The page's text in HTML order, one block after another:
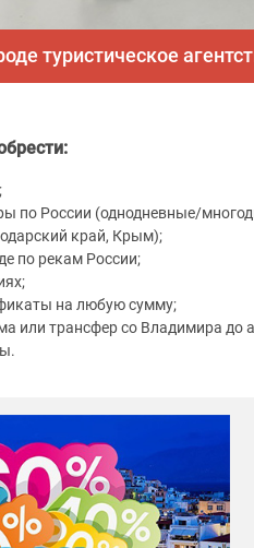
туристическое
по России (однодневные/
край, Крым);
по рекам России;
на любую сумму;
или трансфер со Владимира до